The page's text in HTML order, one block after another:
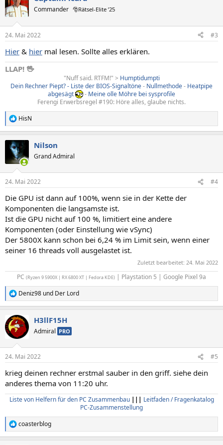
t
i
e
:
Commander 🎅Rätsel-Elite ’25
24. Mai 2022 #3
Hier & hier mal lesen. Sollte alles erklären.
LLAP! 🖖
"Nuff said. RTFM!" > Humptidumpti
Dein Rechner Piept? - Liste der BIOS-Signaltöne- Nullmethode- Heatpipe
abgesägt
- Meine olle Möhre bei sysprofile
Ferengi Erwerbsregel #190: Höre alles, glaube nichts.
R
e
k
i
e
:
HisN
Nilson
Grand Admiral
24. Mai 2022 #4
Die GPU ist dann auf 100%, wenn sie in der Kette der
Komponenten die langsamste ist.
Ist die GPU nicht auf 100 %, limitiert eine andere
Komponenten (oder Einstellung wie vSync)
Der 5800X kann schon bei 6,24 % im Limit sein, wenn einer
seiner 16 threads voll ausgelastet ist.
Zuletzt bearbeitet: 24. Mai 2022
PC (Ryzen 9 5900X | RX 6800 XT | Fedora KDE) | Playstation 5 | Google Pixel 9a​
R
e
k
t
i
e
:
Deniz98 und Der Lord
H3llF15H
Admiral PRO
24. Mai 2022 #5
krieg deinen rechner erstmal sauber in den griff. siehe dein
anderes thema von 11:20 uhr.
Liste von Helfern für den PC Zusammenbau ||| Leitfaden / Fragenkatalog
PC-Zusammenstellung
R
e
coasterblog